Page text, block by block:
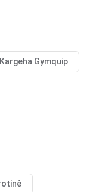
Kargeha Gymquip